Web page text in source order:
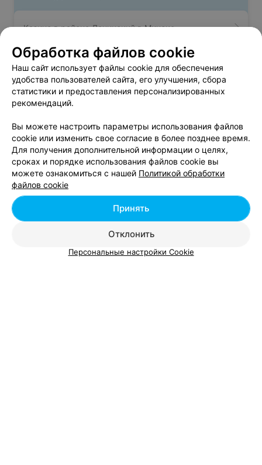
Казино в районе Ленинский в Минске
Казино в районе Октябрьский в Минске
Казино в районе Партизанский в Минске
Добавить компанию
Добавить специалиста
Обработка файлов cookie
Наш сайт использует файлы cookie для обеспечения
удобства пользователей сайта, его улучшения, сбора
статистики и предоставления персонализированных
рекомендаций.
Вы можете настроить параметры использования файлов
cookie или изменить свое согласие в более позднее время.
Для получения дополнительной информации о целях,
сроках и порядке использования файлов cookie вы
можете ознакомиться с нашей Политикой обработки
файлов cookie
Отклонить
Принять
Персональные настройки Cookie